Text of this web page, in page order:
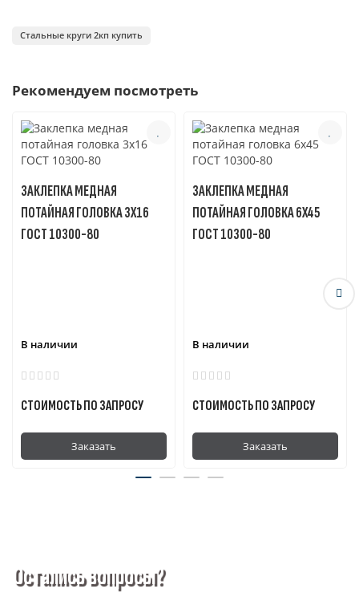
Стальные круги 2кп купить
Рекомендуем посмотреть
ЗАКЛЕПКА МЕДНАЯ
ПОТАЙНАЯ ГОЛОВКА 3X16
ГОСТ 10300-80
В наличии
СТОИМОСТЬ ПО ЗАПРОСУ
Заказать
ЗАКЛЕПКА МЕДНАЯ
ПОТАЙНАЯ ГОЛОВКА 6X45
ГОСТ 10300-80
В наличии
СТОИМОСТЬ ПО ЗАПРОСУ
Заказать
Остались вопросы?